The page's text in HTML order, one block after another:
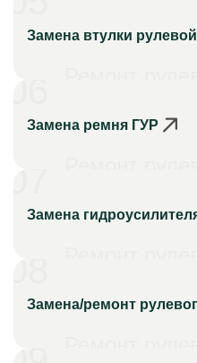
Замена втулки
Замена ремня ГУР
Замена
Замена/ремонт